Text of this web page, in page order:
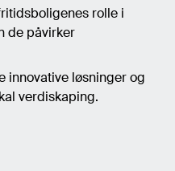
rolle i
de påvirker
innovative løsninger og
verdiskaping.